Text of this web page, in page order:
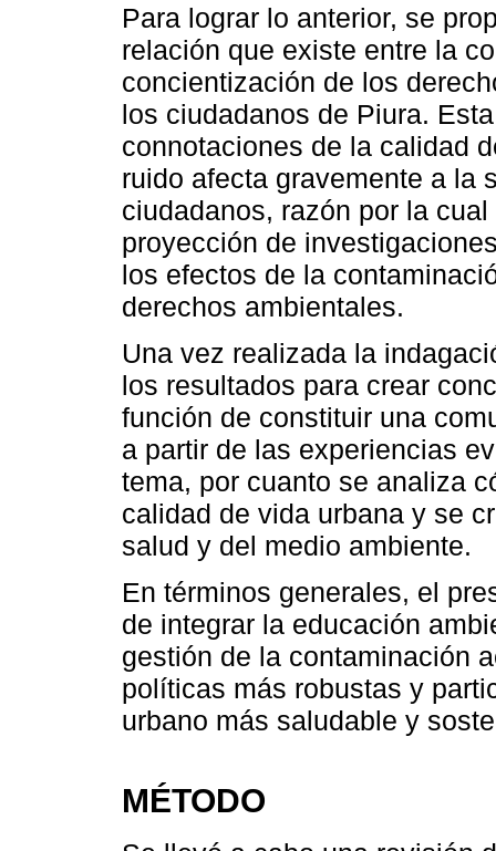
Para lograr lo anterior, se
relación que existe entre la
concientización de los
los ciudadanos de Piura.
connotaciones de la calidad
ruido afecta gravemente a la
ciudadanos, razón por la
proyección de
los efectos de la
derechos ambientales.
Una vez realizada la
los resultados para crear
función de constituir una
a partir de las experiencias
tema, por cuanto se analiza
calidad de vida urbana y se
salud y del medio ambiente.
En términos generales, el
de integrar la educación
gestión de la contaminación
políticas más robustas y
urbano más saludable y
MÉTODO